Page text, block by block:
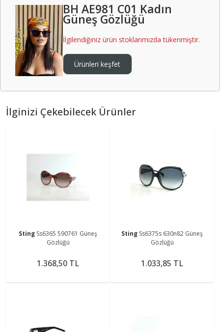
BH AE981 C01 Kadın
Güneş Gözlüğü
İlgilendiğiniz ürün stoklarımızda tükenmiştir.
Ürünleri keşfet
İlginizi Çekebilecek Ürünler
Sting Ss6365 590761 Güneş
Gözlüğü
1.368,50 TL
Sting Ss6375s 630n82 Güneş
Gözlüğü
1.033,85 TL